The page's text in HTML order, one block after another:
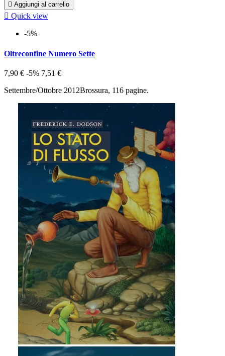
 Aggiungi al carrello
 Quick view
-5%
Oltreconfine Numero Sette
7,90 € -5% 7,51 €
Settembre/Ottobre 2012Brossura, 116 pagine.